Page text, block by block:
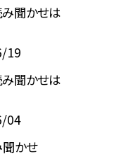
聞かせは
19
聞かせは
04
かせ